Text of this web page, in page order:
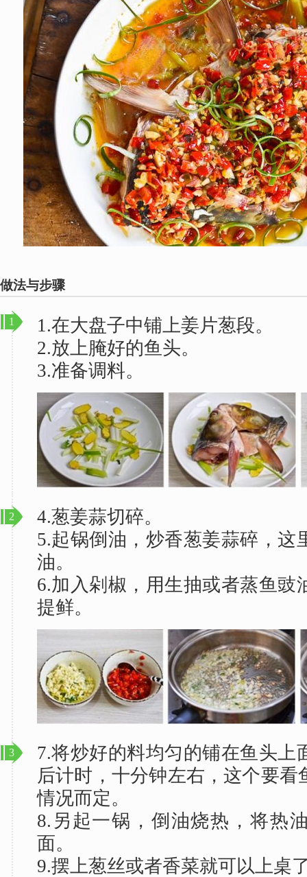
做法与步骤
1
1.在大盘子中铺上姜片葱段。
2.放上腌好的鱼头。
3.准备调料。
2
4.葱姜蒜切碎。
5.起锅倒油，炒香葱姜蒜碎，这
油。
6.加入剁椒，用生抽或者蒸鱼豉
提鲜。
3
7.将炒好的料均匀的铺在鱼头上
后计时，十分钟左右，这个要看
情况而定。
8.另起一锅，倒油烧热，将热
面。
9.摆上葱丝或者香菜就可以上桌